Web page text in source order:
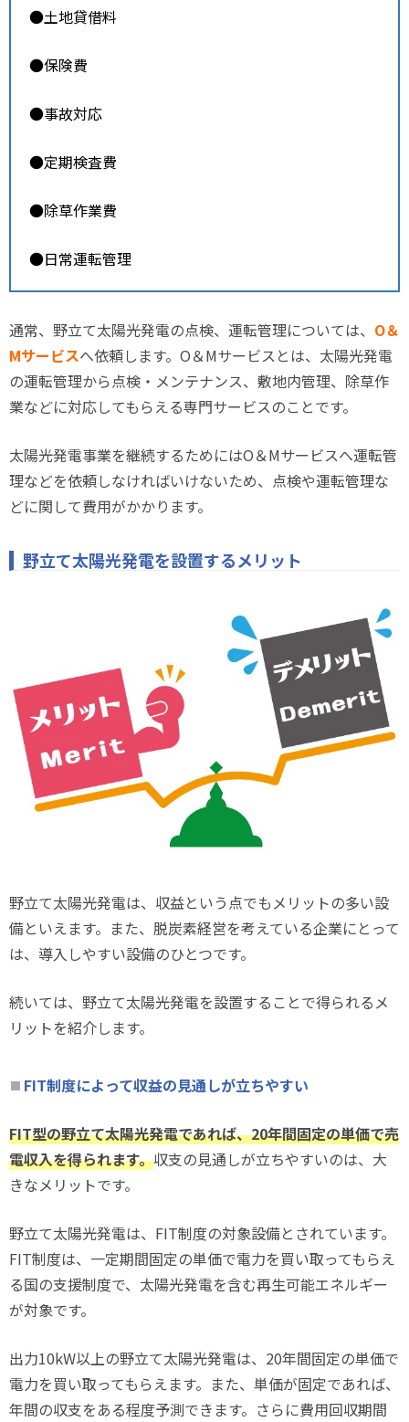
●土地貸借料
●保険費
●事故対応
●定期検査費
●除草作業費
●日常運転管理
通常、野立て太陽光発電の点検、運転管理については、 O＆
Mサービスへ依頼します。O＆Mサービスとは、太陽光発電
の運転管理から点検・メンテナンス、敷地内管理、除草作
業などに対応してもらえる専門サービスのことです。
太陽光発電事業を継続するためにはO＆Mサービスへ運転管
理などを依頼しなければいけないため、点検や運転管理な
どに関して費用がかかります。
野立て太陽光発電を設置するメリット
野立て太陽光発電は、収益という点でもメリットの多い設
備といえます。また、脱炭素経営を考えている企業にとって
は、導入しやすい設備のひとつです。
続いては、野立て太陽光発電を設置することで得られるメ
リットを紹介します。
FIT制度によって収益の見通しが立ちやすい
FIT型の野立て太陽光発電であれば、20年間固定の単価で売
電収入を得られます。収支の見通しが立ちやすいのは、大
きなメリットです。
野立て太陽光発電は、FIT制度の対象設備とされています。
FIT制度は、一定期間固定の単価で電力を買い取ってもらえ
る国の支援制度で、太陽光発電を含む再生可能エネルギー
が対象です。
出力10kW以上の野立て太陽光発電は、20年間固定の単価で
電力を買い取ってもらえます。また、単価が固定であれば、
年間の収支をある程度予測できます。さらに費用回収期間